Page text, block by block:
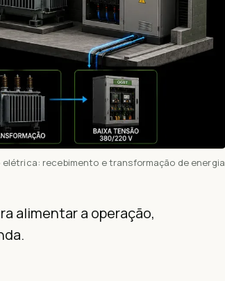
elétrica: recebimento e transformação de energia
alimentar a operação,